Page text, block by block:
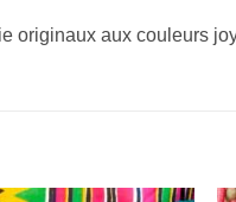
originaux aux couleurs